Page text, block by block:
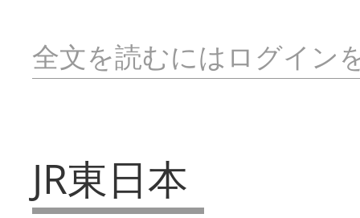
全文を読むにはログイン
JR東日本